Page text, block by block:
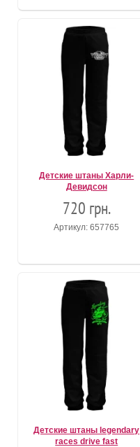
Детские штаны Харли-
Девидсон
720 грн.
Артикул: 657765
Детские штаны legendary
races drive fast